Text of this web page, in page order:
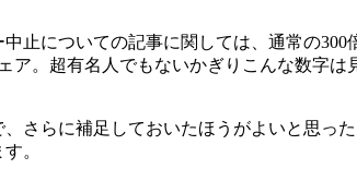
止についての記事に関しては、通常の
ア。超有名人でもないかぎりこんな数字
さらに補足しておいたほうがよいと思
。